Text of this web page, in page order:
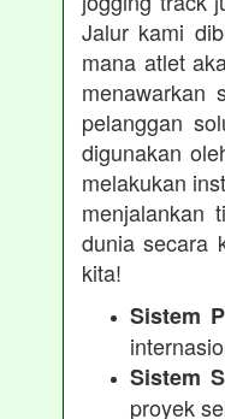
Jalur kami
mana atlet
menawarkan
pelanggan
digunakan
melakukan
menjalankan
dunia secara
kita!
Sistem
Sistem
proyek